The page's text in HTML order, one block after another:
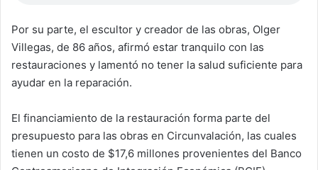
Por su parte, el escultor y creador de las obras, Olger
Villegas, de 86 años, afirmó estar tranquilo con las
restauraciones y lamentó no tener la salud suficiente para
ayudar en la reparación.
El financiamiento de la restauración forma parte del
presupuesto para las obras en Circunvalación, las cuales
tienen un costo de $17,6 millones provenientes del Banco